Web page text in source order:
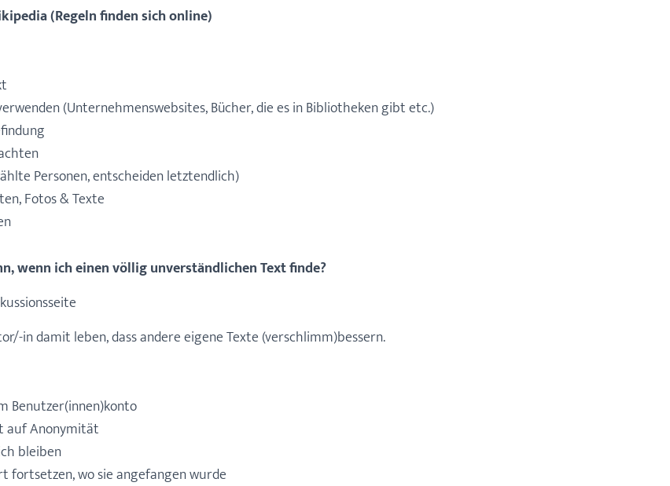
(Regeln finden sich online)
(Unternehmenswebsites, Bücher, die es in Bibliotheken gibt etc.)
Personen, entscheiden letztendlich)
Fotos & Texte
wenn ich einen völlig unverständlichen Text finde?
in damit leben, dass andere eigene Texte (verschlimm)bessern.
Benutzer(innen)konto
auf Anonymität
bleiben
fortsetzen, wo sie angefangen wurde